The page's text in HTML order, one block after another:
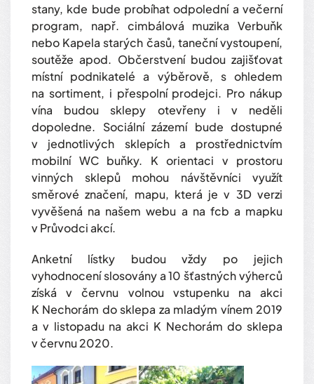
stany, kde bude probíhat odpolední a večerní
program, např. cimbálová muzika Verbuňk
nebo Kapela starých časů, taneční vystoupení,
soutěže apod. Občerstvení budou zajišťovat
místní podnikatelé a výběrově, s ohledem
na sortiment, i přespolní prodejci. Pro nákup
vína budou sklepy otevřeny i v neděli
dopoledne. Sociální zázemí bude dostupné
v jednotlivých sklepích a prostřednictvím
mobilní WC buňky. K orientaci v prostoru
vinných sklepů mohou návštěvníci využít
směrové značení, mapu, která je v 3D verzi
vyvěšená na našem webu a na fcb a mapku
v Průvodci akcí.
Anketní lístky budou vždy po jejich
vyhodnocení slosovány a 10 šťastných výherců
získá v červnu volnou vstupenku na akci
K Nechorám do sklepa za mladým vínem 2019
a v listopadu na akci K Nechorám do sklepa
v červnu 2020.